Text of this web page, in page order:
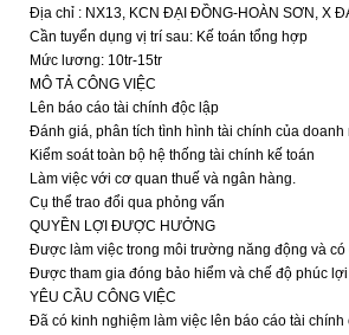
Địa chỉ : NX13, KCN ĐẠI ĐỒNG-HOÀN SƠN, X
Cần tuyển dụng vị trí sau: Kế toán tổng hợp
Mức lương: 10tr-15tr
MÔ TẢ CÔNG VIỆC
Lên báo cáo tài chính độc lập
Đánh giá, phân tích tình hình tài chính của doanh
Kiểm soát toàn bộ hệ thống tài chính kế toán
Làm việc với cơ quan thuế và ngân hàng.
Cụ thể trao đổi qua phỏng vấn
QUYỀN LỢI ĐƯỢC HƯỞNG
Được làm việc trong môi trường năng động và
Được tham gia đóng bảo hiểm và chế độ phúc lợi
YÊU CẦU CÔNG VIỆC
Đã có kinh nghiệm làm việc lên báo cáo tài